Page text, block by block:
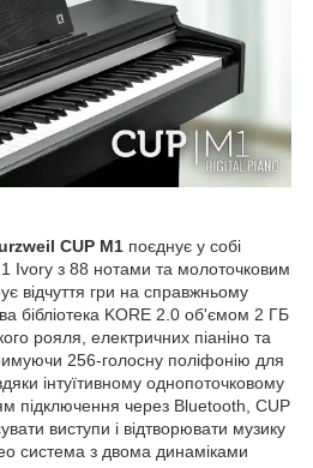
CUP M1 поєднує у собі
Ivory з 88 нотами та молоточковим
відчуття гри на справжньому
бібліотека KORE 2.0 об'ємом 2 ГБ
рояля, електричних піаніно та
256-голосну поліфонію для
інтуїтивному однопоточковому
підключення через Bluetooth, CUP
виступи і відтворювати музику
система з двома динаміками